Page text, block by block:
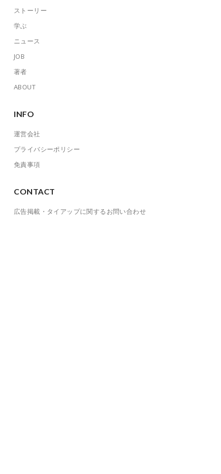
ストーリー
学ぶ
ニュース
JOB
著者
ABOUT
INFO
運営会社
プライバシーポリシー
免責事項
CONTACT
広告掲載・タイアップに関するお問い合わせ